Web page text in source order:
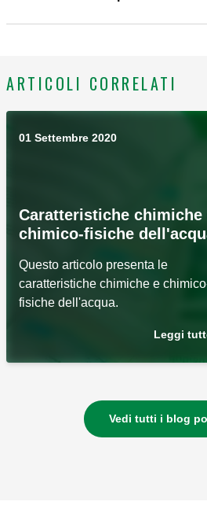
ARTICOLI CORRELATI
01 Settembre 2020
Caratteristiche chimiche
chimico-fisiche
Questo articolo presenta le
caratteristiche chimiche e
fisiche dell'acqua.
Leggi
Vedi tutti i blog